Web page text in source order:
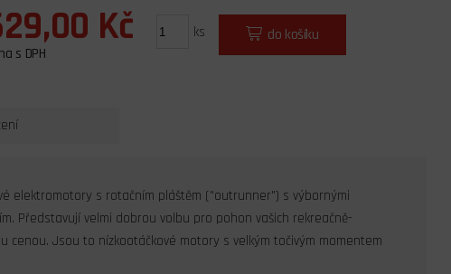
Kč
s DPH
ks do košíku
elektromotory s rotačním pláštěm ("outrunner") s výbornými
Představují velmi dobrou volbu pro pohon vašich rekreačně-
Jsou to nízkootáčkové motory s velkým točivým momentem